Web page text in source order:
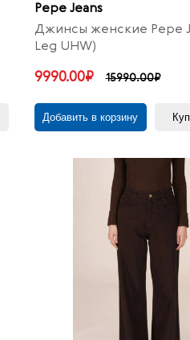
Pepe Jeans
Джинсы женские Pepe
Leg UHW)
9990.00₽ 15990.00₽
Добавить в корзину